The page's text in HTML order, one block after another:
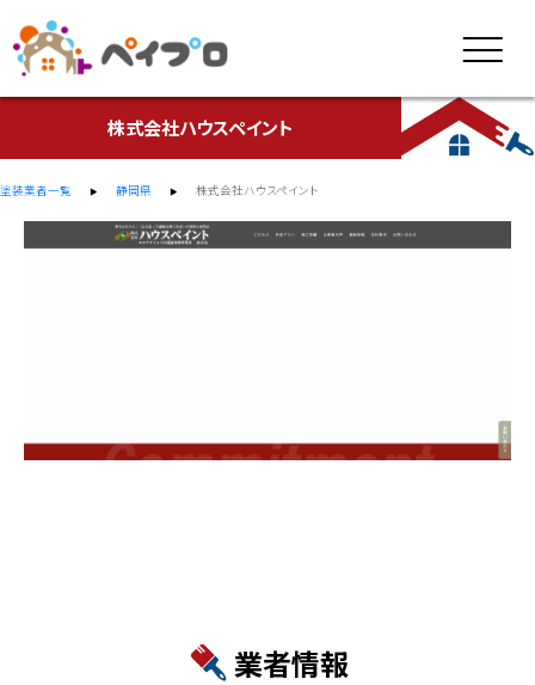
株式会社ハウスペイント
塗装業者一覧 静岡県 株式会社ハウスペイント
業者情報